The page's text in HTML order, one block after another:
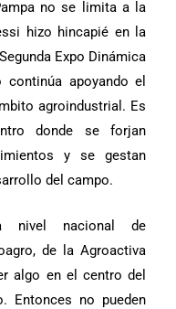
no se limita a la
hizo hincapié en la
Expo Dinámica
apoyando el
agroindustrial. Es
donde se forjan
y se gestan
del campo.
nivel nacional de
de la Agroactiva
algo en el centro del
Entonces no pueden